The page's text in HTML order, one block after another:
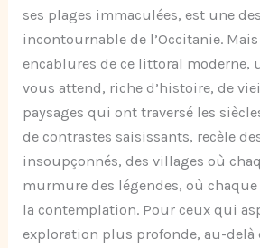
ses plages immaculées, est une
incontournable de l’Occitanie.
encablures de ce littoral moderne,
vous attend, riche d’histoire, de
paysages qui ont traversé les
de contrastes saisissants, recèle
insoupçonnés, des villages où
murmure des légendes, où
la contemplation. Pour ceux qui
exploration plus profonde, au-delà